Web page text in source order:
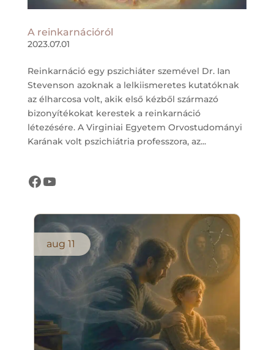
A reinkarnációról
2023.07.01
Reinkarnáció egy pszichiáter szemével Dr. Ian
Stevenson azoknak a lelkiismeretes kutatóknak
az élharcosa volt, akik első kézből származó
bizonyítékokat kerestek a reinkarnáció
létezésére. A Virginiai Egyetem Orvostudományi
Karának volt pszichiátria professzora, az...
Létezés Öröme Központ oldala
Létezés Öröme Központ csatornája
aug 11